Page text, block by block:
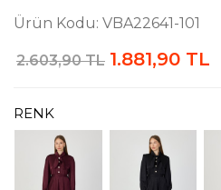
Ürün Kodu: VBA22641-101
2.603,90 TL 1.881,90 TL
RENK